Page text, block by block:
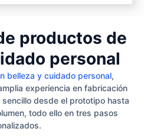
productos de
personal
belleza y cuidado personal,
experiencia en fabricación
desde el prototipo hasta
todo ello en tres pasos